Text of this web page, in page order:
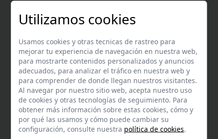
Whatsapp
Puedes escribirnos por whatsapp
+34 680 27 45 40
Utilizamos cookies
Usamos cookies y otras tecnicas de rastreo para
mejorar tu experiencia de navegación en nuestra web,
para mostrarte contenidos personalizados y anuncios
adecuados, para analizar el tráfico en nuestra web y
para comprender de donde llegan nuestros visitantes.
Al navegar por nuestro sitio web, acepta nuestro uso
de cookies y otras tecnologías de seguimiento. Para
obtener más información sobre estas cookies, cómo y
por qué las usamos y cómo puede cambiar su
configuración, consulte nuestra política de cookies.